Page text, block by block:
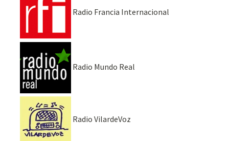
Radio Francia Internacional
Radio Mundo Real
Radio VilardeVoz